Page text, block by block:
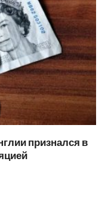
признался в